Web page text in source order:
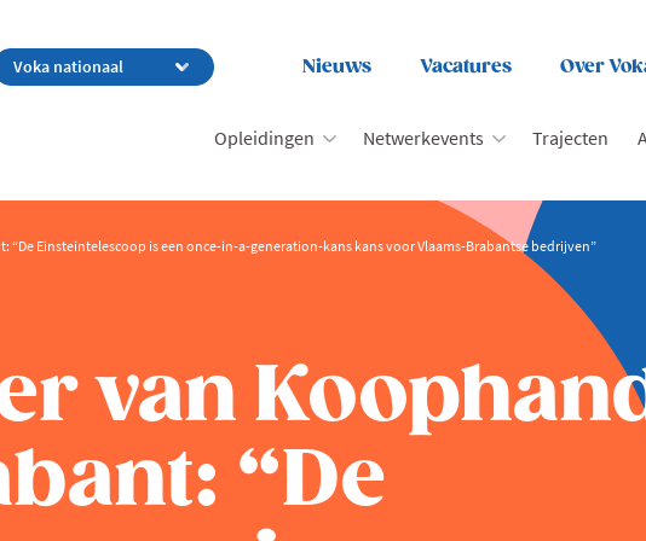
Nieuws Vacatures Over
Opleidingen Netwerkevents Trajecten
“De Einsteintelescoop is een once-in-a-generation-kans kans voor Vlaams-Brabantse bedrijven”
van
“De